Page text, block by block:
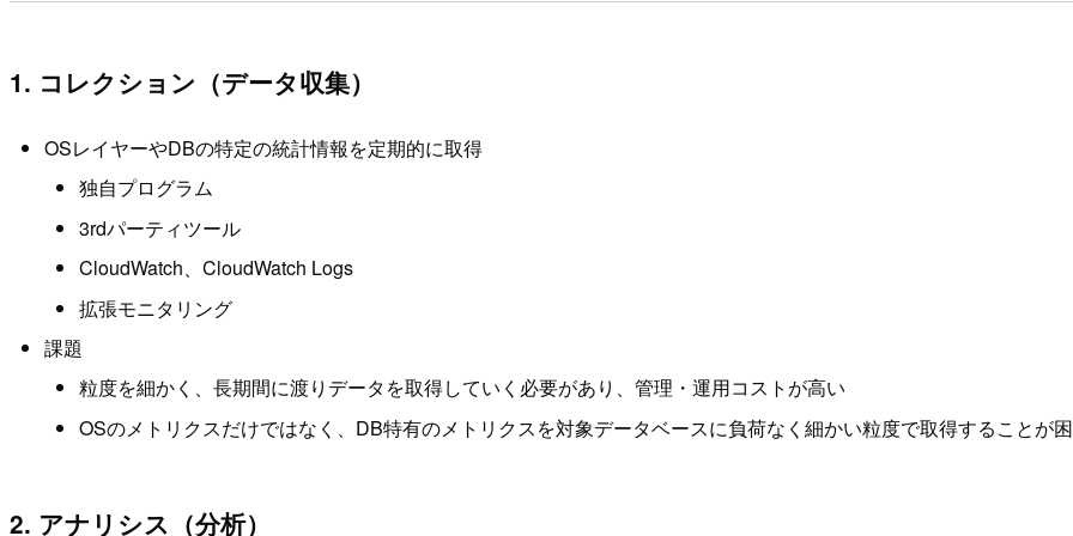
1. コレクション（データ収集）
OSレイヤーやDBの特定の統計情報を定期的に取得
独自プログラム
3rdパーティツール
CloudWatch、CloudWatch Logs
拡張モニタリング
課題
粒度を細かく、長期間に渡りデータを取得していく必要があり、管理・運用コストが高い
OSのメトリクスだけではなく、DB特有のメトリクスを対象データベースに負荷なく細かい粒度で取得することが
2. アナリシス（分析）